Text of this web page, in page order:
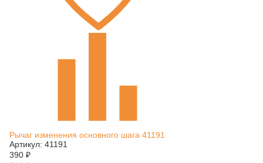
Рычаг изменения основного шага 41191
Артикул: 41191
390 ₽